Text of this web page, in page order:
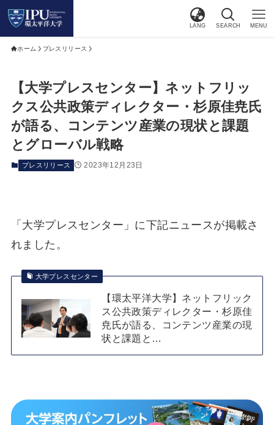
LANG SEARCH MENU
ホーム プレスリリース
【大学プレスセンター】ネットフリッ
クス公共政策ディレクター・杉原佳尭氏
が語る、コンテンツ産業の現状と課題
とグローバル戦略
プレスリリース 2023年12月23日
「大学プレスセンター」に下記ニュースが掲載さ
れました。
大学プレスセンター
【環太平洋大学】ネットフリック
ス公共政策ディレクター・杉原佳
尭氏が語る、コンテンツ産業の現
状と課題と…